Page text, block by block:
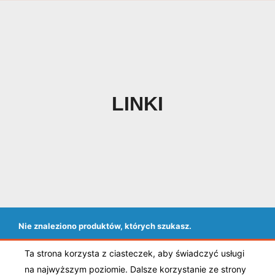
LINKI
Nie znaleziono produktów, których szukasz.
Ogólne warunki sprzedaży | Polityka prywatności
Ta strona korzysta z ciasteczek, aby świadczyć usługi
na najwyższym poziomie. Dalsze korzystanie ze strony